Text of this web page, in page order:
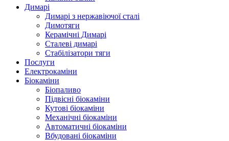
Димарі
Димарі з нержавіючої сталі
Димотяги
Керамічні Димарі
Сталеві димарі
Стабілізатори тяги
Послуги
Електрокаміни
Біокаміни
Біопаливо
Підвісні біокаміни
Кутові біокаміни
Механічні біокаміни
Автоматичні біокаміни
Вбудовані біокаміни